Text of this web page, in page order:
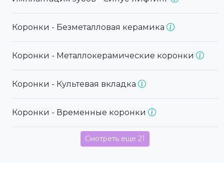
Коронки - Безметалловая керамика
Коронки - Металлокерамические коронки
Коронки - Культевая вкладка
Коронки - Временные коронки
Смотреть еще 21